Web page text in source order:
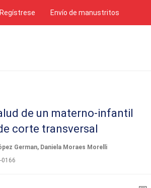
Regístrese Envío de manustritos
de un materno-infantil
corte transversal
German, Daniela Moraes Morelli
0166